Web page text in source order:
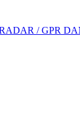
/ GPR